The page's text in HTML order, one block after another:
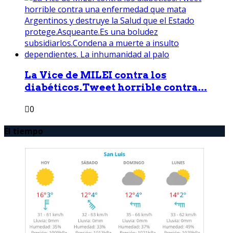
La Vice de MILEI contra los
diabéticos.Tweet horrible contra...
0
El tiempo